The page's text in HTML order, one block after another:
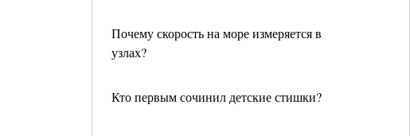
Почему скорость на море измеряется в
узлах?
Кто первым сочинил детские стишки?